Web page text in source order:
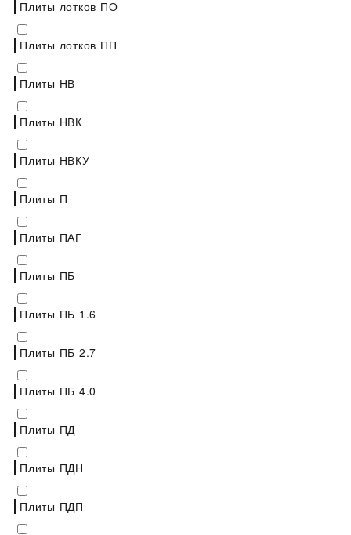
Плиты лотков ПО
Плиты лотков ПП
Плиты НВ
Плиты НВК
Плиты НВКУ
Плиты П
Плиты ПАГ
Плиты ПБ
Плиты ПБ 1.6
Плиты ПБ 2.7
Плиты ПБ 4.0
Плиты ПД
Плиты ПДН
Плиты ПДП